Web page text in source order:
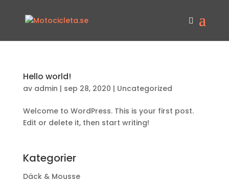
Hello world!
av admin | sep 28, 2020 | Uncategorized
Welcome to WordPress. This is your first post.
Edit or delete it, then start writing!
Kategorier
Däck & Mousse